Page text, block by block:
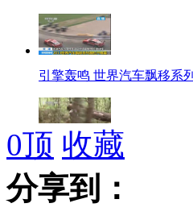
引擎轰鸣 世界汽车飘移系
备战"金牌特战排"选拔 特
0顶 收藏
分享到：